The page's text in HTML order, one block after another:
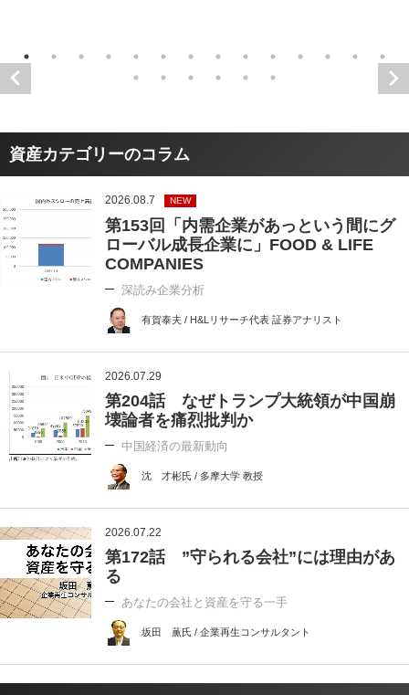
資産カテゴリーのコラム
2026.08.7 NEW
第153回「内需企業があっという間にグ
ローバル成長企業に」FOOD & LIFE
COMPANIES
深読み企業分析
有賀泰夫 / H&Lリサーチ代表 証券アナリスト
2026.07.29
第204話 なぜトランプ大統領が中国崩
壊論者を痛烈批判か
中国経済の最新動向
沈 才彬氏 / 多摩大学 教授
2026.07.22
第172話 ”守られる会社”には理由があ
る
あなたの会社と資産を守る一手
坂田 薫氏 / 企業再生コンサルタント